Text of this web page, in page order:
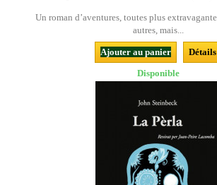
Un roman d’aventures, toutes plus
autres, mais...
Ajouter au panier
Détails
Disponible